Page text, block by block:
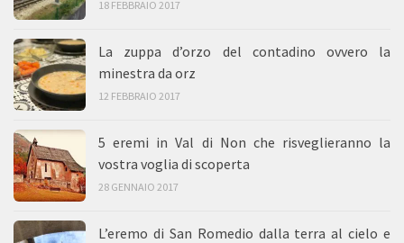
18 FEBBRAIO 2017
La zuppa d’orzo del contadino ovvero la
minestra da orz
12 FEBBRAIO 2017
5 eremi in Val di Non che risveglieranno la
vostra voglia di scoperta
28 GENNAIO 2017
L’eremo di San Romedio dalla terra al cielo e